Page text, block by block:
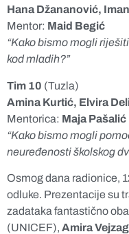
Hana Džananović,
Mentor: Maid Begić
“Kako bismo mogli
kod mladih?”
Tim 10 (Tuzla)
Amina Kurtić, Elvira
Mentorica: Maja Pašalić
“Kako bismo mogli
neuređenosti školskog
Osmog dana radionice,
odluke. Prezentacije su
zadataka fantastično
(UNICEF), Amira